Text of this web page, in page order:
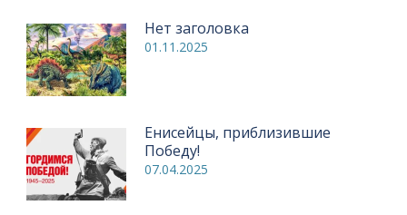
Нет заголовка
01.11.2025
Енисейцы, приблизившие
Победу!
07.04.2025